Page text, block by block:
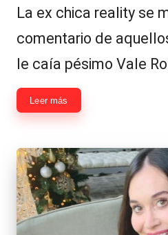
La ex chica reality se
comentario de
le caía pésimo Vale
Leer más